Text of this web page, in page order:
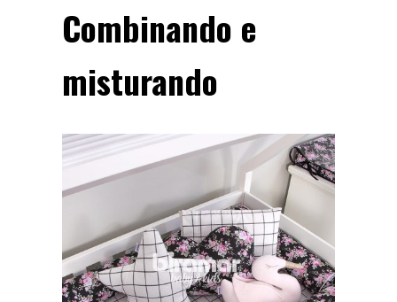
Combinando e
misturando